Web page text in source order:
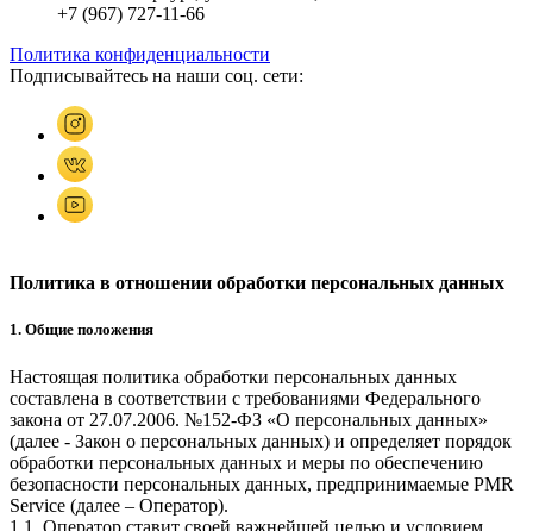
+7 (967) 727-11-66
Политика конфиденциальности
Подписывайтесь на наши соц. сети:
Политика в отношении обработки персональных данных
1. Общие положения
Настоящая политика обработки персональных данных
составлена в соответствии с требованиями Федерального
закона от 27.07.2006. №152-ФЗ «О персональных данных»
(далее - Закон о персональных данных) и определяет порядок
обработки персональных данных и меры по обеспечению
безопасности персональных данных, предпринимаемые PMR
Service (далее – Оператор).
1.1. Оператор ставит своей важнейшей целью и условием